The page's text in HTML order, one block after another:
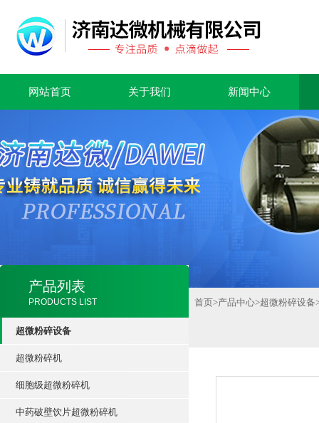
网站首页 关于我们 新闻中心
产品列表
PRODUCTS LIST
超微粉碎设备
超微粉碎机
细胞级超微粉碎机
中药破壁饮片超微粉碎机
首页>产品中心>超微粉碎设备